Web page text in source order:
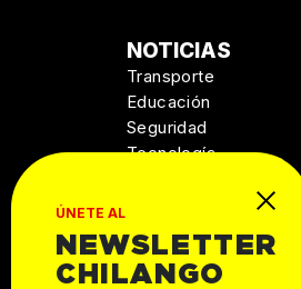
ÚNETE AL
NEWSLETTER
CHILANGO
NOTICIAS
Transporte
Educación
Seguridad
Tecnología
MANUAL DE